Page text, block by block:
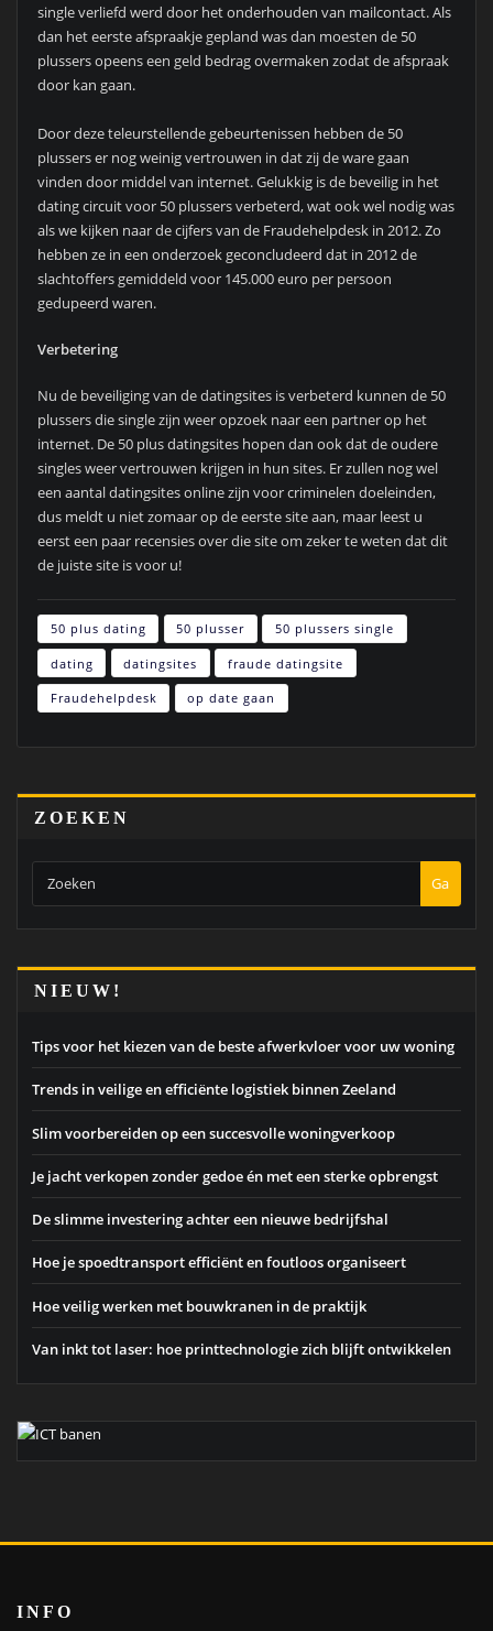
single verliefd werd door het onderhouden van mailcontact. Als
dan het eerste afspraakje gepland was dan moesten de 50
plussers opeens een geld bedrag overmaken zodat de afspraak
door kan gaan.
Door deze teleurstellende gebeurtenissen hebben de 50
plussers er nog weinig vertrouwen in dat zij de ware gaan
vinden door middel van internet. Gelukkig is de beveilig in het
dating circuit voor 50 plussers verbeterd, wat ook wel nodig was
als we kijken naar de cijfers van de Fraudehelpdesk in 2012. Zo
hebben ze in een onderzoek geconcludeerd dat in 2012 de
slachtoffers gemiddeld voor 145.000 euro per persoon
gedupeerd waren.
Verbetering
Nu de beveiliging van de datingsites is verbeterd kunnen de 50
plussers die single zijn weer opzoek naar een partner op het
internet. De 50 plus datingsites hopen dan ook dat de oudere
singles weer vertrouwen krijgen in hun sites. Er zullen nog wel
een aantal datingsites online zijn voor criminelen doeleinden,
dus meldt u niet zomaar op de eerste site aan, maar leest u
eerst een paar recensies over die site om zeker te weten dat dit
de juiste site is voor u!
50 plus dating 50 plusser 50 plussers single
dating datingsites fraude datingsite
Fraudehelpdesk op date gaan
ZOEKEN
Ga
NIEUW!
Tips voor het kiezen van de beste afwerkvloer voor uw woning
Trends in veilige en efficiënte logistiek binnen Zeeland
Slim voorbereiden op een succesvolle woningverkoop
Je jacht verkopen zonder gedoe én met een sterke opbrengst
De slimme investering achter een nieuwe bedrijfshal
Hoe je spoedtransport efficiënt en foutloos organiseert
Hoe veilig werken met bouwkranen in de praktijk
Van inkt tot laser: hoe printtechnologie zich blijft ontwikkelen
INFO